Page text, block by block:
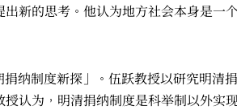
新的思考。他认为地方社会本身是
纳制度新探」。伍跃教授以研究明
认为，明清捐纳制度是科举制以外